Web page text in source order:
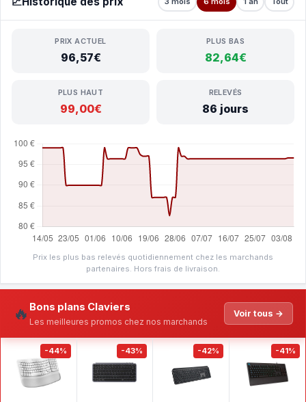
PRIX ACTUEL
96,57€
PLUS BAS
82,64€
PLUS HAUT
99,00€
RELEVÉS
86 jours
Prix les plus bas relevés quotidiennement chez les marchands
partenaires. Hors frais de livraison.
🔥 Bons plans Claviers
Les meilleures promos chez nos marchands
Voir tous →
-44% -43% -42% -41%